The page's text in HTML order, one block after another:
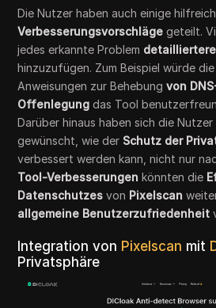
Die Nutzer haben auch einige
Verbesserungsvorschläge geteilt.
jedes erkannte Problem
hinzuzufügen. Zum Beispiel würde
Anweisungen zur Behebungvon
Offenlegung das Tool
Darüber hinaus haben sich die
gewünscht, wie der Schutz der
verbessert werden kann, nicht nur
Tool-Verbesserungen könnten die
Datenschutzes von Pixelscan
allgemeine Benutzerzufriedenheit
Integration von Pixelscan mit
Privatsphäre